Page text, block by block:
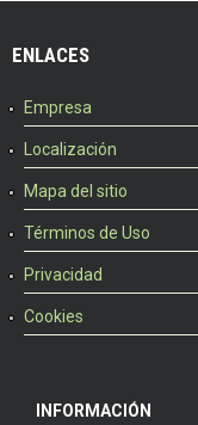
ENLACES
Empresa
Localización
Mapa del sitio
Términos de Uso
Privacidad
Cookies
INFORMACIÓN